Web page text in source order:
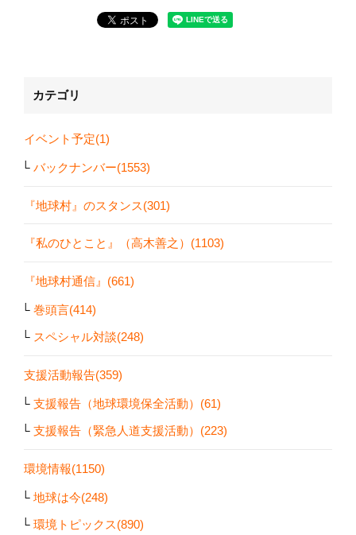
カテゴリ
イベント予定(1)
バックナンバー(1553)
『地球村』のスタンス(301)
『私のひとこと』（高木善之）(1103)
『地球村通信』(661)
巻頭言(414)
スペシャル対談(248)
支援活動報告(359)
支援報告（地球環境保全活動）(61)
支援報告（緊急人道支援活動）(223)
環境情報(1150)
地球は今(248)
環境トピックス(890)